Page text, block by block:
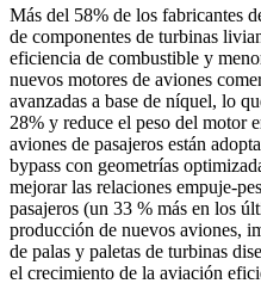
Más del 58% de los fabricantes
de componentes de turbinas
eficiencia de combustible y
nuevos motores de aviones
avanzadas a base de níquel, lo
28% y reduce el peso del motor
aviones de pasajeros están
bypass con geometrías
mejorar las relaciones empuje-
pasajeros (un 33 % más en los
producción de nuevos aviones,
de palas y paletas de turbinas
el crecimiento de la aviación